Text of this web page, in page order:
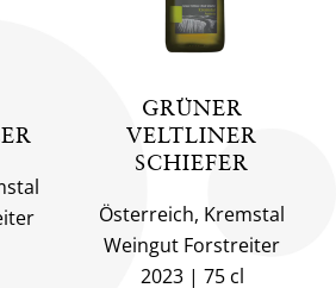
GRÜNER
VELTLINER
SCHIEFER
Österreich, Kremstal
Weingut Forstreiter
2023
75 cl